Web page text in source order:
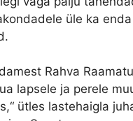
üle ka
Rahva
lapsele ja perele
ütles lastehaigla